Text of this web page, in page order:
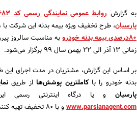
به گزارش
پارسیان، طرح تخفیف‌ ویژه بیمه بدنه این شرکت با
80درصدی بیمه بدنه خودرو
به مناسبت سالروز
زمانی 13 آذر الی 22 بهمن سال 99 برگزار می‌شود.
بر اساس این گزارش، مشتریان در مدت اجرای این
بدنه خودرو را باکاملترین پوشش‌ها از طریق
پارسیان و یا درگاه اینترنتی رسمی
www.parsianagent.comو با 80 تخفیف تهیه کنند.